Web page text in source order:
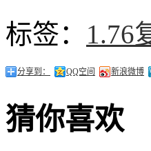
标签： 1.76
分享到： QQ空间 新浪微博
猜你喜欢